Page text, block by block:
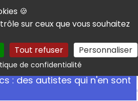
cookies
🍪
sur ceux que vous souhaitez
Tout refuser Personnaliser
de confidentialitéRechercher
: des autistes qui n'en sont